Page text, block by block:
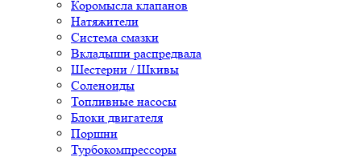
Коромысла клапанов
Натяжители
Система смазки
Вкладыши распредвала
Шестерни / Шкивы
Соленоиды
Топливные насосы
Блоки двигателя
Поршни
Турбокомпрессоры